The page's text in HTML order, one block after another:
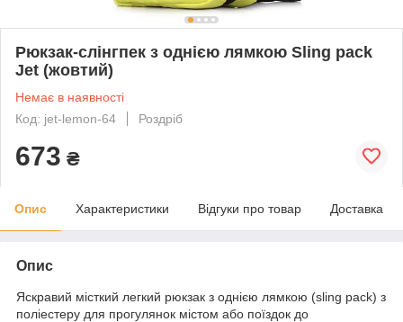
Рюкзак-слінгпек з однією лямкою Sling pack
Jet (жовтий)
Немає в наявності
Код: jet-lemon-64
Роздріб
673 ₴
Опис Характеристики Відгуки про товар Доставка
Опис
Яскравий місткий легкий рюкзак з однією лямкою (sling pack) з
поліестеру для прогулянок містом або поїздок до